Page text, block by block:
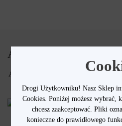
Akcesoria
Audio Smart
Drogi Użytkowniku! Nasz Sklep
Cookies. Poniżej możesz wybrać,
chcesz zaakceptować. Pliki
konieczne do prawidłowego